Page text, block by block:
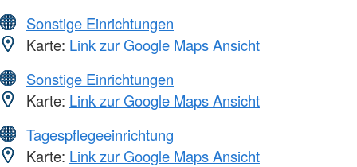
Sonstige Einrichtungen
Karte: Link zur Google Maps Ansicht
Sonstige Einrichtungen
Karte: Link zur Google Maps Ansicht
Tagespflegeeinrichtung
Karte: Link zur Google Maps Ansicht